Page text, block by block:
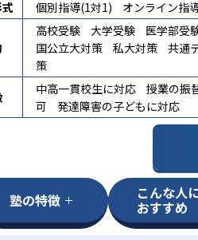
個別指導(1対1) オンライン指
高校受験 大学受験 医学部受
国公立大対策
私大対策 共通
策
中高一貫校生に対応 授業の振
可
発達障害の子どもに対応
塾の特徴 こんな人
おすすめ